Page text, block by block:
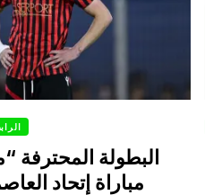
البطولة المحترفة
مباراة إتحاد